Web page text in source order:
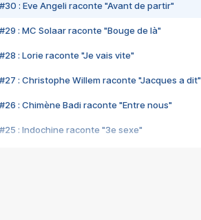
#30 : Eve Angeli raconte "Avant de partir"
#29 : MC Solaar raconte "Bouge de là"
#28 : Lorie raconte "Je vais vite"
#27 : Christophe Willem raconte "Jacques a dit"
#26 : Chimène Badi raconte "Entre nous"
#25 : Indochine raconte "3e sexe"